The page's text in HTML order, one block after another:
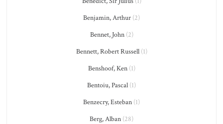
Benjamin, Arthur (2)
Bennet, John(2)
Bennett, Robert Russell(1)
Benshoof, Ken(1)
Bentoiu, Pascal (1)
Benzecry, Esteban (1)
Berg, Alban (28)